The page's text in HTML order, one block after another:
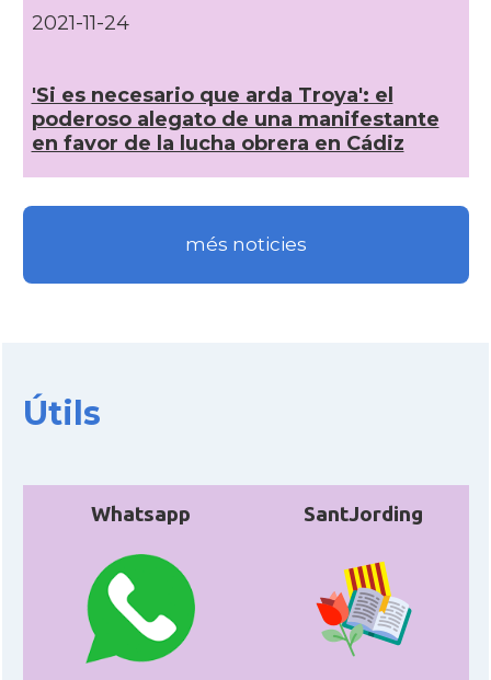
Casal Casal Català de Tenerife
Casal Casal de Catalunya de Sevilla
Cercle Català de Madrid
* + ambaixades i consolats
2021-11-24
'Si es necesario que arda Troya': el
poderoso alegato de una manifestante
en favor de la lucha obrera en Cádiz
més noticies
Útils
Whatsapp SantJording